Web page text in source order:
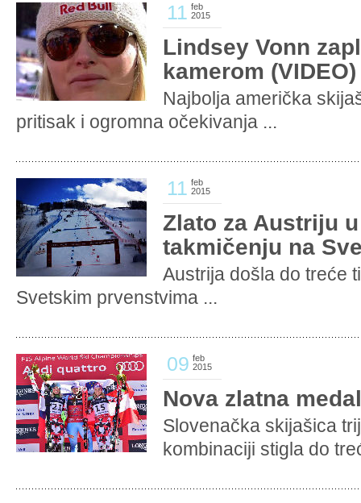
11 feb
2015
Lindsey Vonn
kamerom (VIDEO)
Najbolja američka
pritisak i ogromna očekivanja ...
11 feb
2015
Zlato za Austriju
takmičenju na
Austrija došla do treće
Svetskim prvenstvima ...
09 feb
2015
Nova zlatna
Slovenačka skijašica
kombinaciji stigla do